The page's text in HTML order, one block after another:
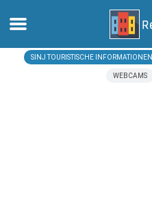
Zuhause
SINJ TOURISTISCHE INFORMATIONEN
WEBCAMS